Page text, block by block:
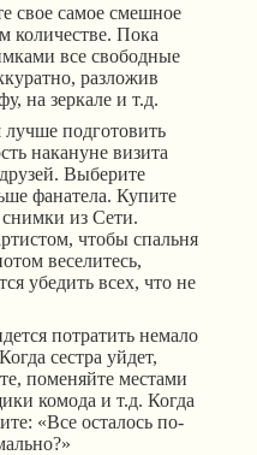
свое самое смешное
количестве. Пока
все свободные
разложив
на зеркале и т.д.
подготовить
накануне визита
Выберите
фанатела. Купите
снимки из Сети.
чтобы спальня
веселитесь,
убедить всех, что не
потратить немало
сестра уйдет,
поменяйте местами
комода и т.д. Когда
«Все осталось по-